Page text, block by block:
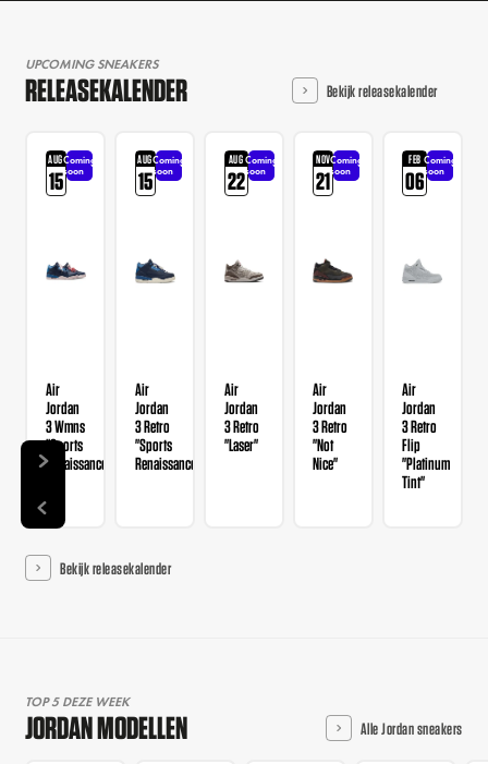
UPCOMING SNEAKERS
RELEASEKALENDER Bekijk releasekalender
AUG
15
Coming
soon
Air
Jordan
3 Wmns
"Sports
Renaissance"
AUG
15
Coming
soon
Air
Jordan
3 Retro
"Sports
Renaissance"
AUG
22
Coming
soon
Air
Jordan
3 Retro
"Laser"
NOV
21
Coming
soon
Air
Jordan
3 Retro
"Not
Nice"
FEB
06
Coming
soon
Air
Jordan
3 Retro
Flip
"Platinum
Tint"
Bekijk releasekalender
TOP 5 DEZE WEEK
JORDAN MODELLEN Alle Jordan sneakers